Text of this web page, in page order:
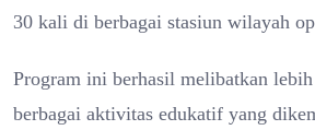
30 kali di berbagai stasiun wilayah
Program ini berhasil melibatkan
berbagai aktivitas edukatif yang